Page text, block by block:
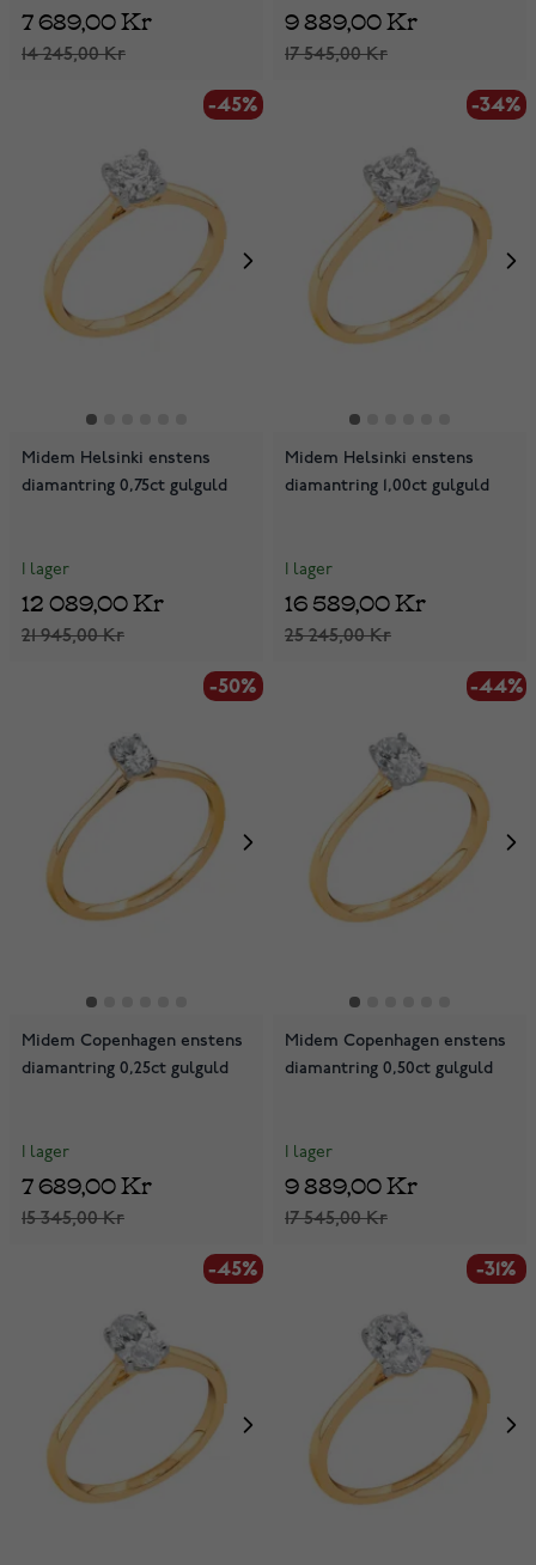
14 245,00 Kr
7 689,00 Kr
17 545,00 Kr
9 889,00 Kr
-45%
Midem Helsinki enstens
diamantring 0,75ct gulguld
I lager
21 945,00 Kr
12 089,00 Kr
-34%
Midem Helsinki enstens
diamantring 1,00ct gulguld
I lager
25 245,00 Kr
16 589,00 Kr
-50%
Midem Copenhagen enstens
diamantring 0,25ct gulguld
I lager
15 345,00 Kr
7 689,00 Kr
-44%
Midem Copenhagen enstens
diamantring 0,50ct gulguld
I lager
17 545,00 Kr
9 889,00 Kr
-45% -31%